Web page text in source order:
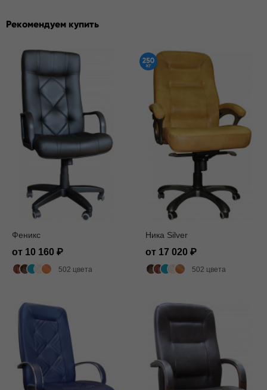
Рекомендуем купить
Феникс
от 10 160
502 цвета
Ника Silver
от 17 020
502 цвета